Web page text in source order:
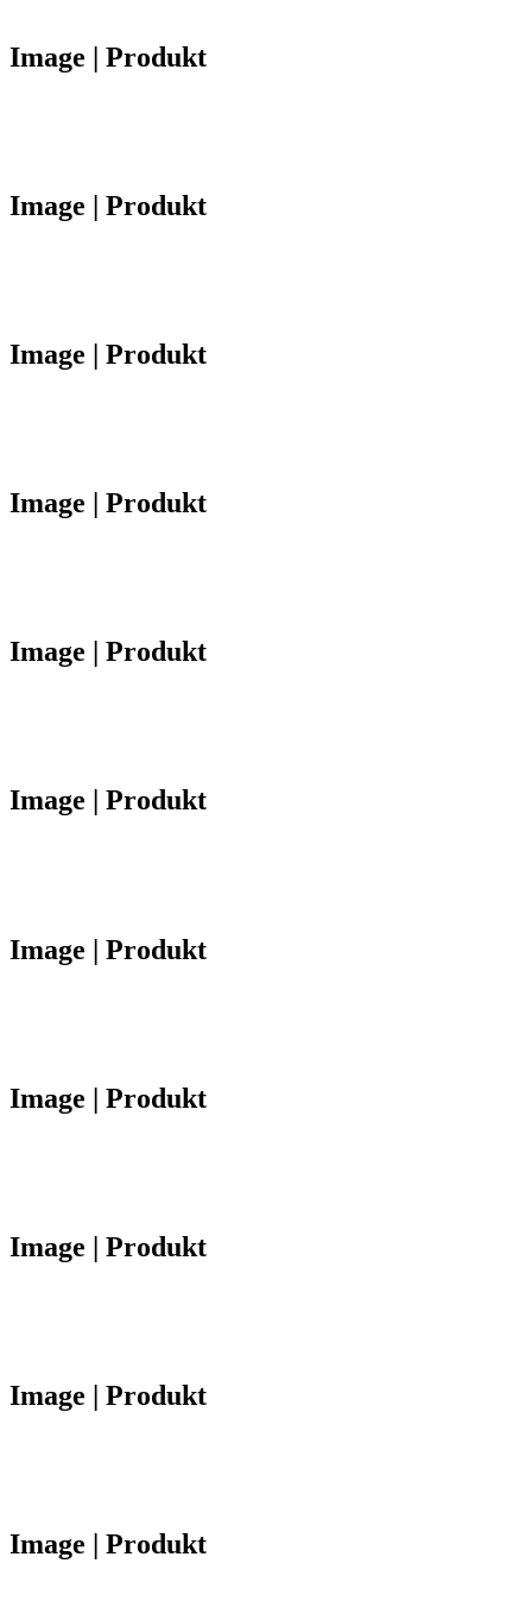
Image | Produkt
Image | Produkt
Image | Produkt
Image | Produkt
Image | Produkt
Image | Produkt
Image | Produkt
Image | Produkt
Image | Produkt
Image | Produkt
Image | Produkt